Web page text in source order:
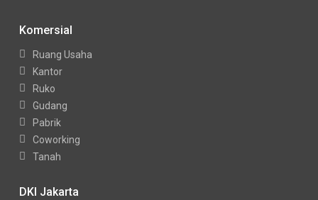
Komersial
Ruang Usaha
Kantor
Ruko
Gudang
Pabrik
Coworking
Tanah
DKI Jakarta